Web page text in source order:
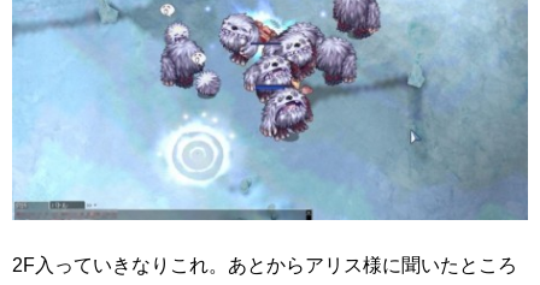
2F入っていきなりこれ。あとからアリス様に聞いたところ